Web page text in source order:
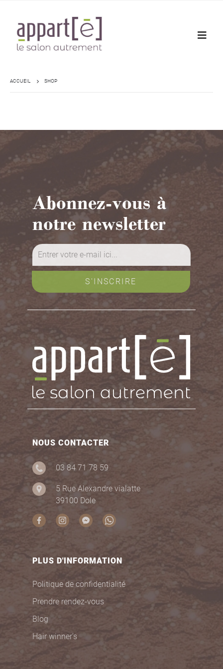
ACCUEIL SHOP
Abonnez-vous à
notre newsletter
NOUS CONTACTER
03 84 71 78 59
5 Rue Alexandre vialatte
39100 Dole
PLUS D'INFORMATION
Politique de confidentialité
Prendre rendez-vous
Blog
Hair winner's